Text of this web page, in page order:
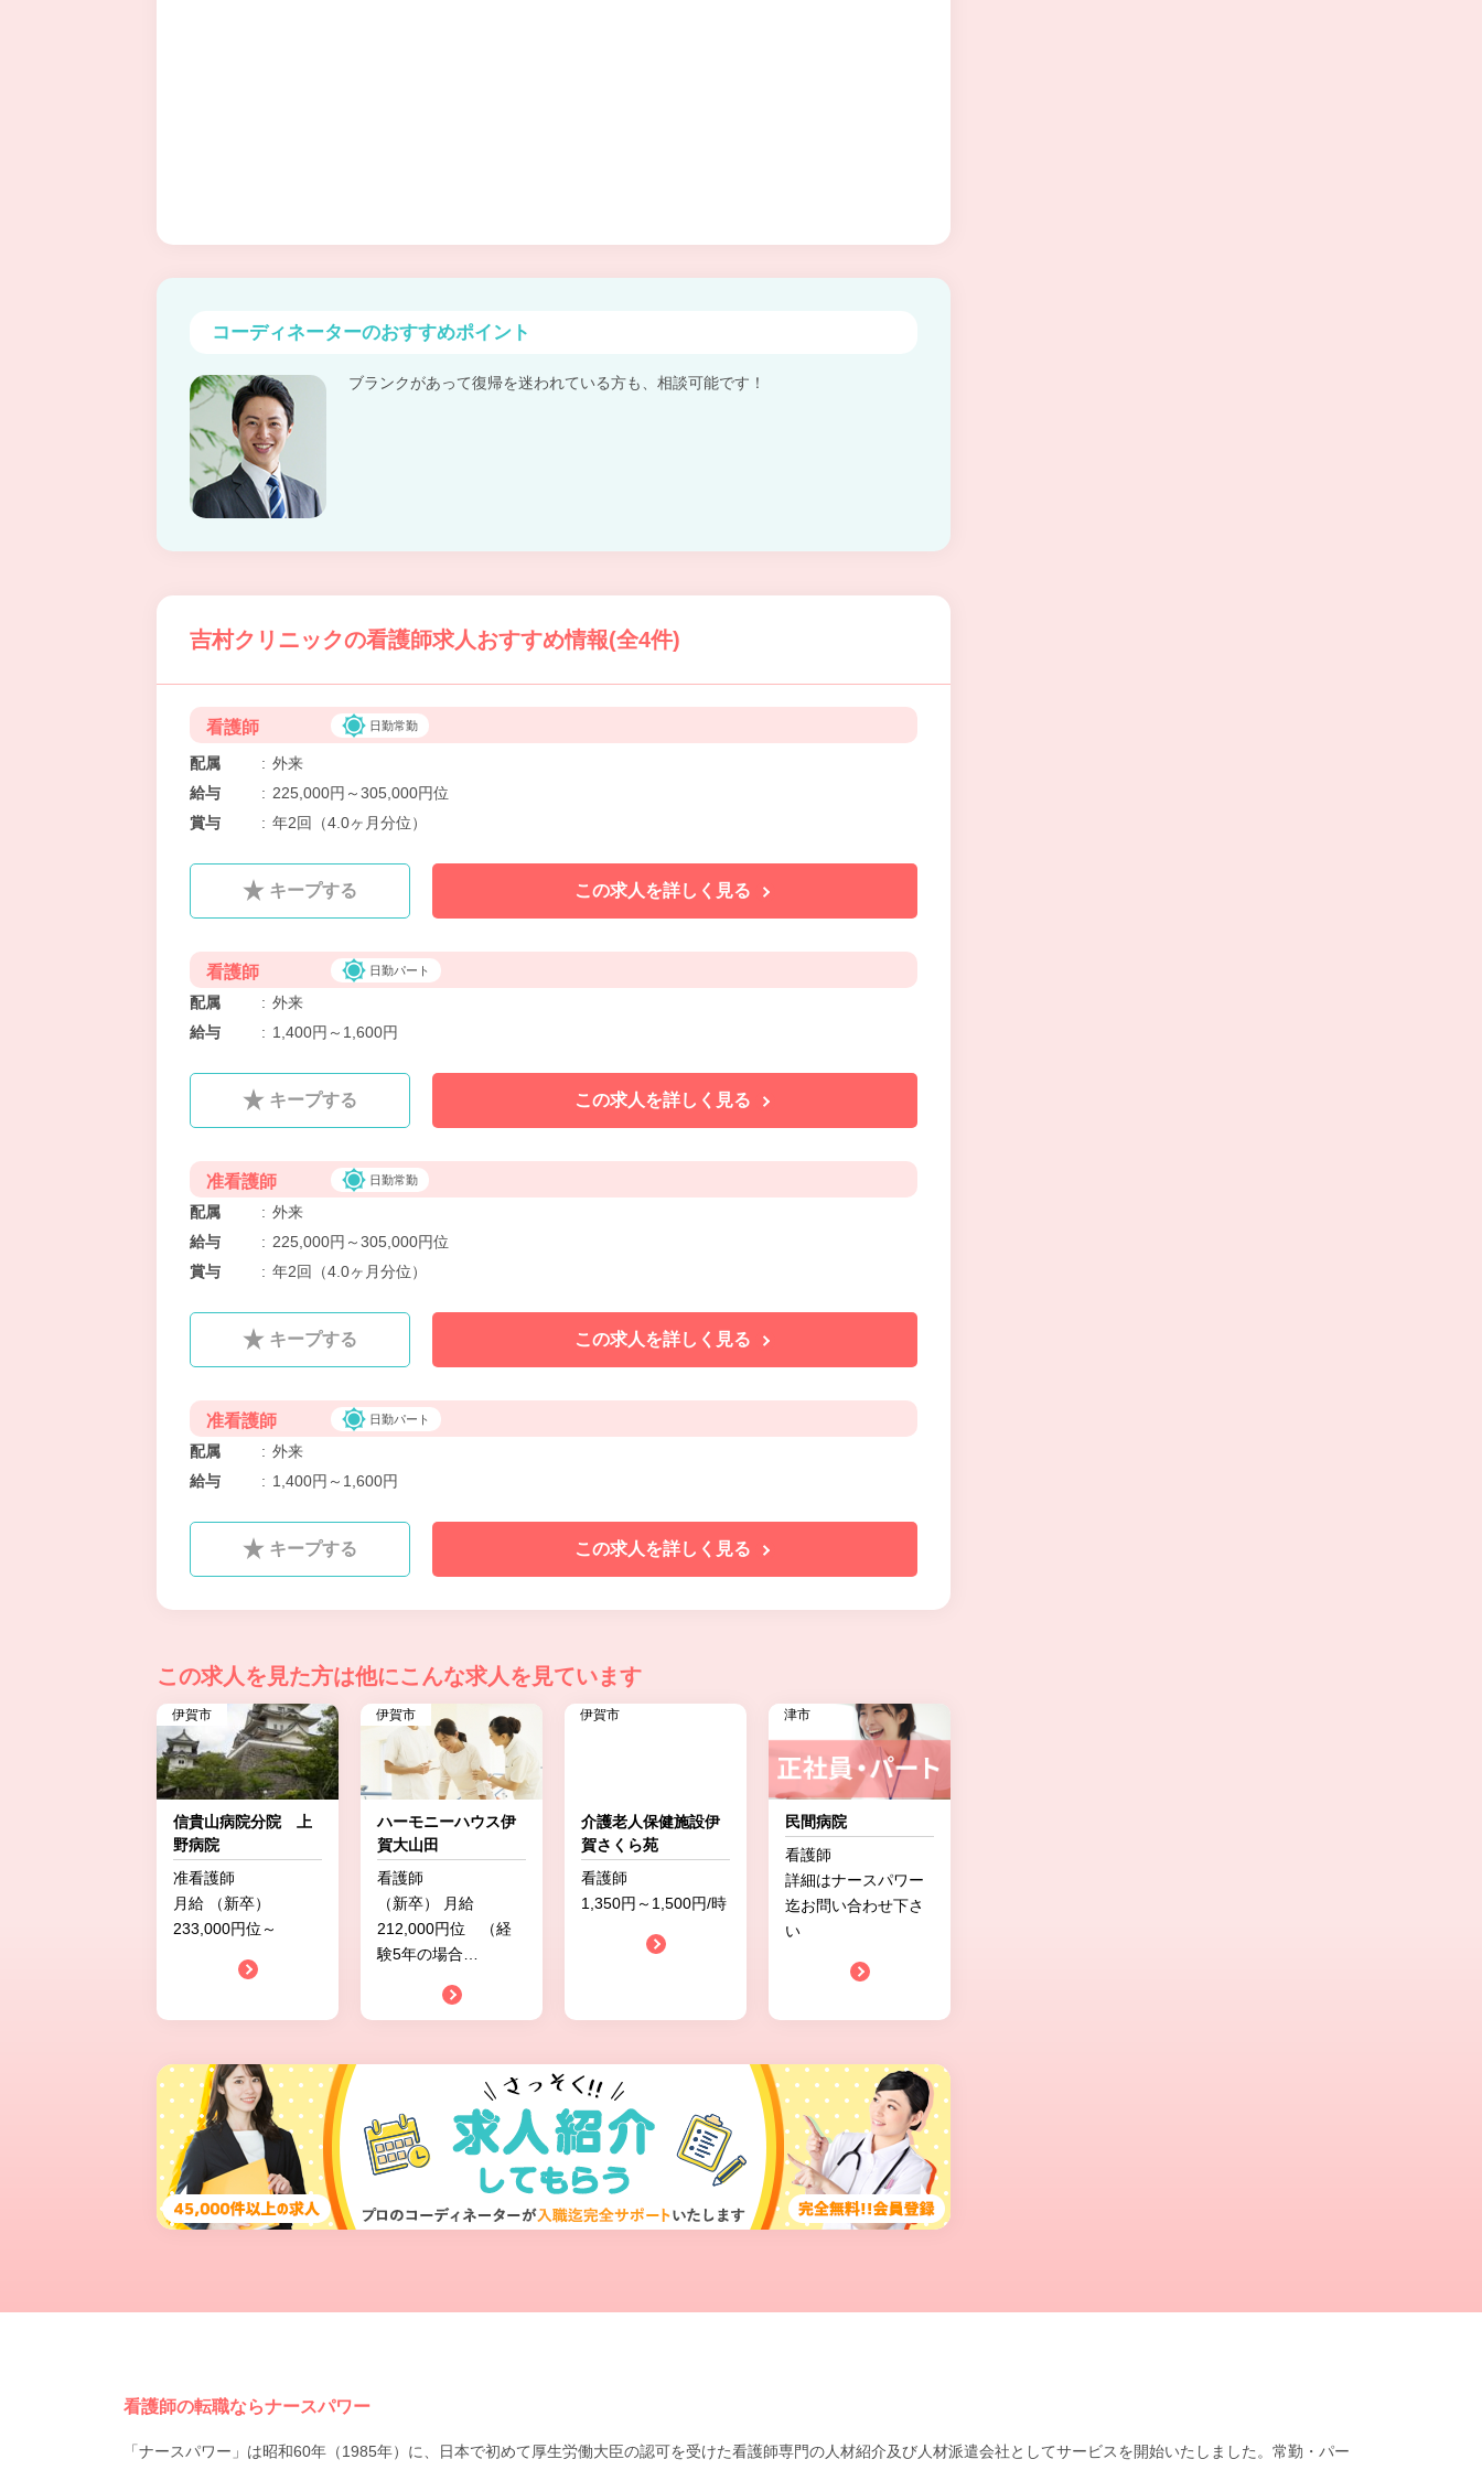
コーディネーターのおすすめポイント
ブランクがあって復帰を迷われている方も、相談可能です！
吉村クリニックの看護師求人おすすめ情報(全4件)
看護師 日勤常勤
配属 : 外来
給与
: 225,000円～305,000円位
賞与
: 年2回（4.0ヶ月分位）
キープする この求人を詳しく見る
看護師 日勤パート
配属 : 外来
給与
: 1,400円～1,600円
キープする この求人を詳しく見る
准看護師 日勤常勤
配属 : 外来
給与
: 225,000円～305,000円位
賞与
: 年2回（4.0ヶ月分位）
キープする この求人を詳しく見る
准看護師 日勤パート
配属 : 外来
給与
: 1,400円～1,600円
キープする この求人を詳しく見る
この求人を見た方は他にこんな求人を見ています
伊賀市
信貴山病院分院 上
野病院
准看護師
月給 （新卒）
233,000円位～
伊賀市
ハーモニーハウス伊
賀大山田
看護師
（新卒） 月給
212,000円位 （経
験5年の場合
伊賀市
介護老人保健施設伊
賀さくら苑
看護師
1,350円～1,500円/時
津市
民間病院
看護師
詳細はナースパワー
迄お問い合わせ下さ
い
看護師の転職ならナースパワー
「ナースパワー」は昭和60年（1985年）に、日本で初めて厚生労働大臣の認可を受けた看護師専門の人材紹介及び人材派遣会社としてサービスを開始いたしました。常勤・パー